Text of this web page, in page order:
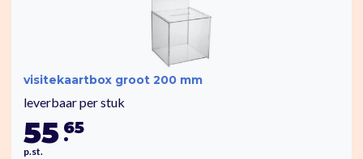
visitekaartbox groot 200 mm
leverbaar per stuk
55 .
65
p.st.